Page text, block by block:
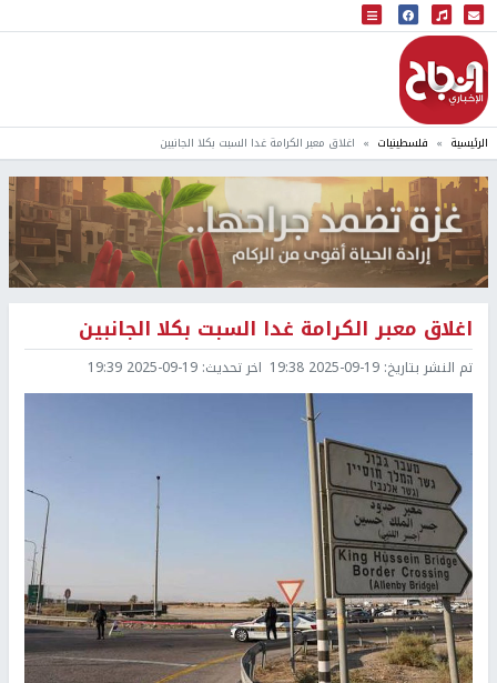
البث المباشر
إذاعة النجاح
الرئيسية فلسطينيات اغلاق معبر الكرامة غدا السبت بكلا الجانبين
اغلاق معبر الكرامة غدا السبت بكلا الجانبين
تم النشر بتاريخ: 2025-09-19 19:38 اخر تحديث: 2025-09-19 19:39